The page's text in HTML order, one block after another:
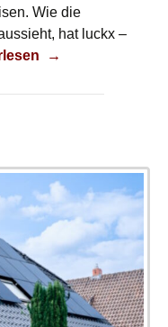
Wie die
hat luckx –
geprüft
→